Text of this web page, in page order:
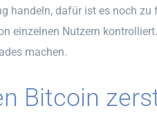
handeln, dafür ist es noch zu
einzelnen Nutzern
machen.
Bitcoin